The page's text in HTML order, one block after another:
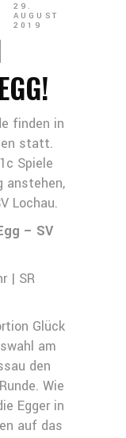
29.
AUGUST
2019
finden in
statt.
Spiele
anstehen,
Lochau.
– SV
| SR
Glück
am
den
Wie
Egger in
auf das